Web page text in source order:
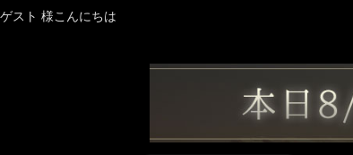
ゲスト 様こんにちは